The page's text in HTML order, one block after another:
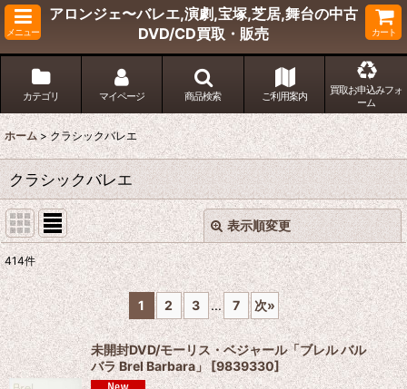
メニュー
アロンジェ〜バレエ,演劇,宝塚,芝居,舞台の中古
DVD/CD買取・販売
カート
カテゴリ マイページ 商品検索 ご利用案内
買取お申込みフォ
ーム
ホーム > クラシックバレエ
クラシックバレエ
表示順変更
サブカテゴリ :
表示数:
閉じる
414件
1 2 3 ... 7 次»
未開封DVD/モーリス・ベジャール「ブレル バル
バラ Brel Barbara」[9839330]